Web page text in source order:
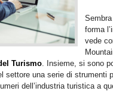
forma
vede
Turismo. Insieme, si sono
settore una serie di strumenti
dell’industria turistica a